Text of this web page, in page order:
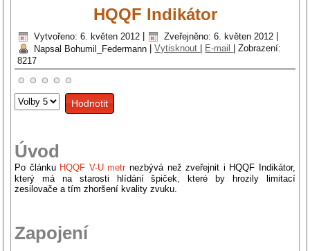
HQQF Indikátor
Vytvořeno: 6. květen 2012 Zveřejněno: 6. květen 2012
Napsal Bohumil_Federmann |Vytisknout E-mail |Zobrazení:
8217
Hodnoťte
prosím
Úvod
Po článku HQQF V-U metr nezbývá než zveřejnit i HQQF Indikátor,
který má na starosti hlídání špiček, které by hrozily limitací
zesilovače a tím zhoršení kvality zvuku.
Zapojení